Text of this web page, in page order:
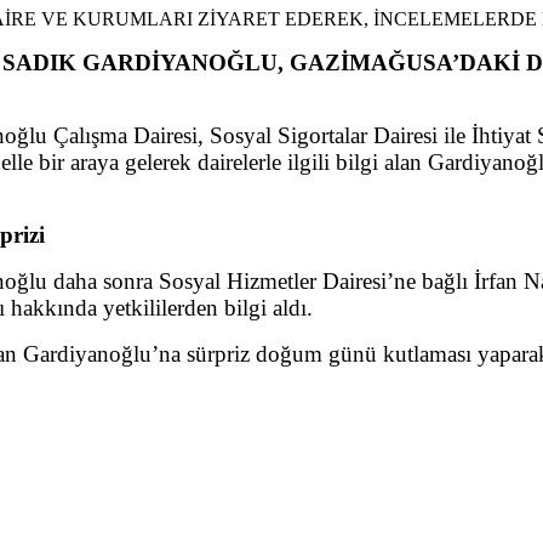
GARDİYANOĞLU, GAZİMAĞUSA’DAKİ
Çalışma Dairesi, Sosyal Sigortalar Dairesi ile
bir araya gelerek dairelerle ilgili bilgi alan
daha sonra Sosyal Hizmetler Dairesi’ne bağlı İrfan
yetkililerden bilgi aldı.
Gardiyanoğlu’na sürpriz doğum günü kutlaması